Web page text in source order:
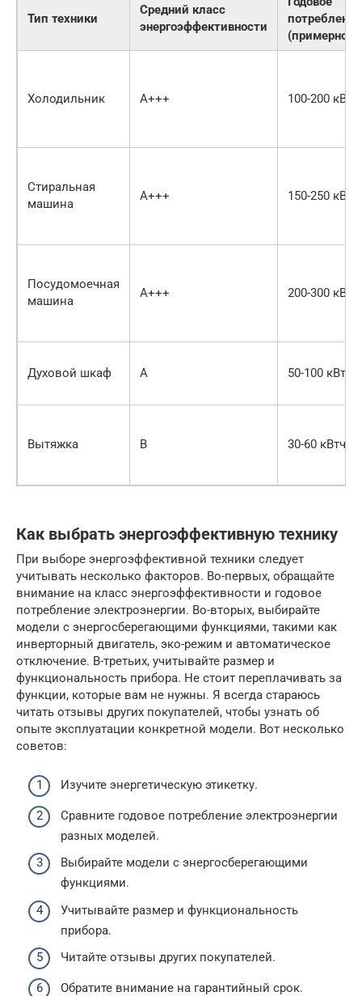
Тип техники
Средний класс
энергоэффективности
потребление
(примерно)
Холодильник A+++ 100-200 кВтч
Стиральная
машина
A+++ 150-250 кВтч
Посудомоечная
машина
A+++ 200-300 кВтч
Духовой шкаф A 50-100 кВтч
Вытяжка B 30-60 кВтч
Как выбрать энергоэффективную технику
При выборе энергоэффективной техники следует
учитывать несколько факторов. Во-первых, обращайте
внимание на класс энергоэффективности и годовое
потребление электроэнергии. Во-вторых, выбирайте
модели с энергосберегающими функциями, такими как
инверторный двигатель, эко-режим и автоматическое
отключение. В-третьих, учитывайте размер и
функциональность прибора. Не стоит переплачивать за
функции, которые вам не нужны. Я всегда стараюсь
читать отзывы других покупателей, чтобы узнать об
опыте эксплуатации конкретной модели. Вот несколько
советов:
Изучите энергетическую этикетку.
Сравните годовое потребление электроэнергии
разных моделей.
Выбирайте модели с энергосберегающими
функциями.
Учитывайте размер и функциональность
прибора.
Читайте отзывы других покупателей.
Обратите внимание на гарантийный срок.